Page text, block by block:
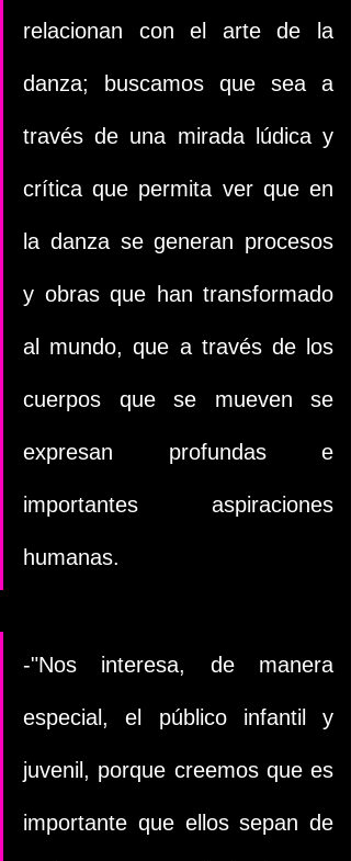
relacionan con el arte de la
danza; buscamos que sea a
través de una mirada lúdica y
crítica que permita ver que en
la danza se generan procesos
y obras que han transformado
al mundo, que a través de los
cuerpos que se mueven se
expresan profundas e
importantes aspiraciones
humanas.
-"Nos interesa, de manera
especial, el público infantil y
juvenil, porque creemos que es
importante que ellos sepan de